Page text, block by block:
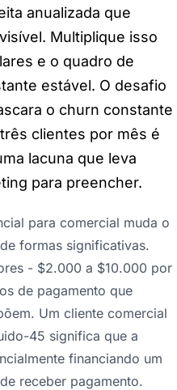
anualizada que
Multiplique isso
e o quadro de
estável. O desafio
o churn constante
clientes por mês é
lacuna que leva
para preencher.
para comercial muda o
formas significativas.
- $2.000 a $10.000 por
de pagamento que
Um cliente comercial
45 significa que a
financiando um
receber pagamento.